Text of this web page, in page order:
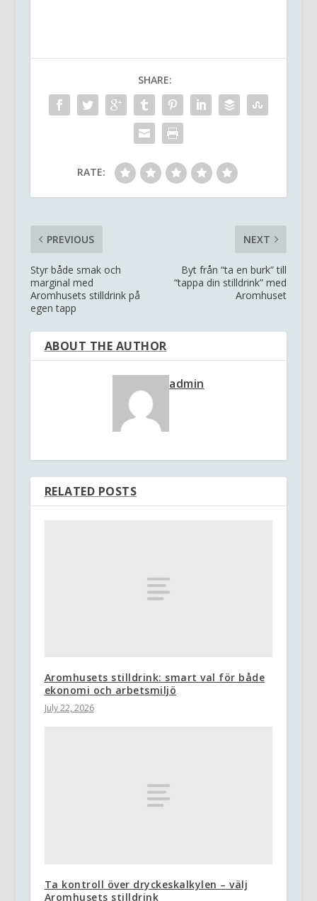
SHARE:
RATE:
PREVIOUS
Styr både smak och
marginal med
Aromhusets stilldrink på
egen tapp
NEXT
Byt från “ta en burk” till
“tappa din stilldrink” med
Aromhuset
ABOUT THE AUTHOR
admin
RELATED POSTS
Aromhusets stilldrink: smart val för både
ekonomi och arbetsmiljö
July 22, 2026
Ta kontroll över dryckeskalkylen – välj
Aromhusets stilldrink